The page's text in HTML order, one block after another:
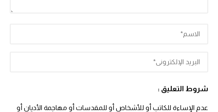
شروط التعليق :
عدم الإساءة للكاتب أو للأشخاص أو للمقدسات أو مهاجمة الأديان أو